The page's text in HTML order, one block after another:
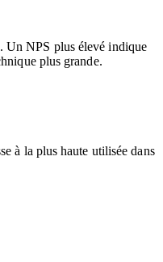
Un NPS plus élevé indique
plus grande.
à la plus haute utilisée dans